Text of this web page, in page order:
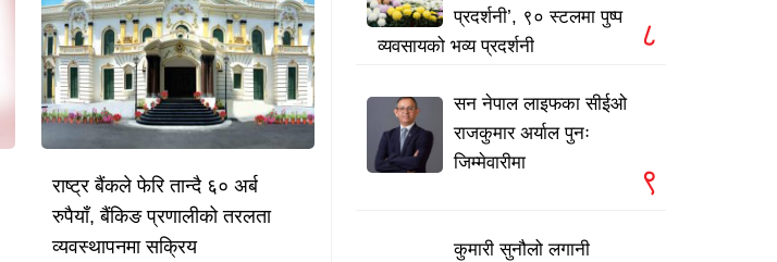
राष्ट्र बैंकले फेरि तान्दै ६० अर्ब
रुपैयाँ, बैंकिङ प्रणालीको तरलता
व्यवस्थापनमा सक्रिय
प्रदर्शनी’, ९० स्टलमा पुष्प
व्यवसायको भव्य प्रदर्शनी
८
सन नेपाल लाइफका सीईओ
राजकुमार अर्याल पुनः
जिम्मेवारीमा
९
कुमारी सुनौलो लगानी